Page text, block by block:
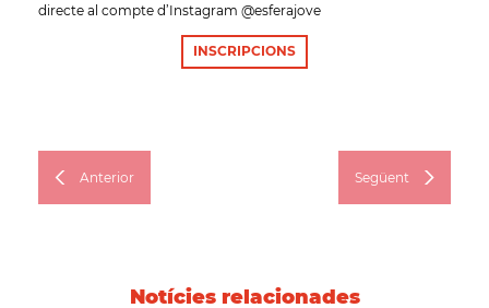
directe al compte d’Instagram @esferajove
INSCRIPCIONS
Anterior Següent
Notícies relacionades